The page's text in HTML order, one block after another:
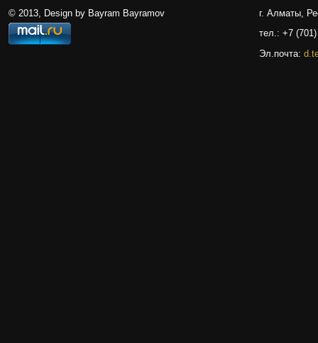
© 2013, Design by Bayram Bayramov
г. Алматы,
тел.: +7
Эл.почта: